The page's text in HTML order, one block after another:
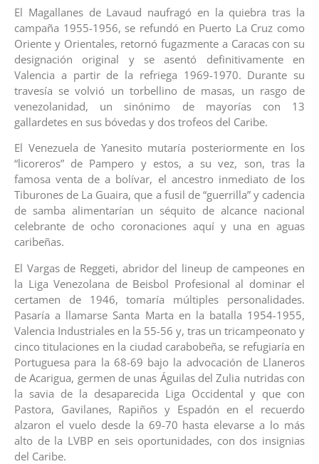
El Magallanes de Lavaud naufragó en la quiebra tras la
campaña 1955-1956, se refundó en Puerto La Cruz como
Oriente y Orientales, retornó fugazmente a Caracas con su
designación original y se asentó definitivamente en
Valencia a partir de la refriega 1969-1970. Durante su
travesía se volvió un torbellino de masas, un rasgo de
venezolanidad, un sinónimo de mayorías con 13
gallardetes en sus bóvedas y dos trofeos del Caribe.
El Venezuela de Yanesito mutaría posteriormente en los
“licoreros” de Pampero y estos, a su vez, son, tras la
famosa venta de a bolívar, el ancestro inmediato de los
Tiburones de La Guaira, que a fusil de “guerrilla” y cadencia
de samba alimentarían un séquito de alcance nacional
celebrante de ocho coronaciones aquí y una en aguas
caribeñas.
El Vargas de Reggeti, abridor del lineup de campeones en
la Liga Venezolana de Beisbol Profesional al dominar el
certamen de 1946, tomaría múltiples personalidades.
Pasaría a llamarse Santa Marta en la batalla 1954-1955,
Valencia Industriales en la 55-56 y, tras un tricampeonato y
cinco titulaciones en la ciudad carabobeña, se refugiaría en
Portuguesa para la 68-69 bajo la advocación de Llaneros
de Acarigua, germen de unas Águilas del Zulia nutridas con
la savia de la desaparecida Liga Occidental y que con
Pastora, Gavilanes, Rapiños y Espadón en el recuerdo
alzaron el vuelo desde la 69-70 hasta elevarse a lo más
alto de la LVBP en seis oportunidades, con dos insignias
del Caribe.